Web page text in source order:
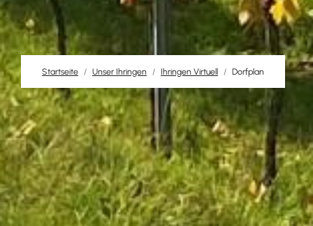
Startseite Unser Ihringen Ihringen Virtuell Dorfplan